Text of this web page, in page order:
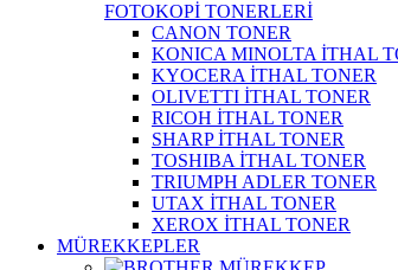
FOTOKOPİ TONERLERİ
CANON TONER
KONICA MINOLTA İTHAL
KYOCERA İTHAL TONER
OLIVETTI İTHAL TONER
RICOH İTHAL TONER
SHARP İTHAL TONER
TOSHIBA İTHAL TONER
TRIUMPH ADLER TONER
UTAX İTHAL TONER
XEROX İTHAL TONER
MÜREKKEPLER